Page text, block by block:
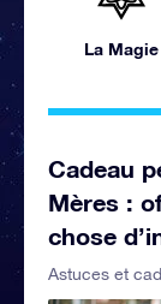
La Magie
Cadeau
Mères :
chose
Astuces et